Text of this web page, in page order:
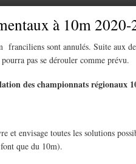
à 10m 2020-
sont annulés. Suite aux
pas se dérouler comme prévu.
des championnats régionaux
et envisage toutes les solutions
que du 10m).